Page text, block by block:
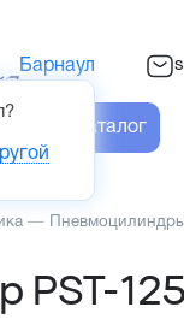
Барнаул
?
Каталог
—
PST-